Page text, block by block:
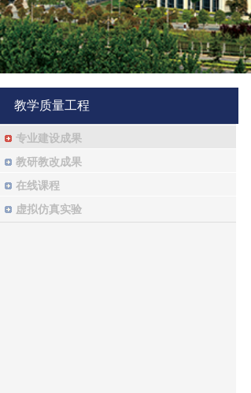
教学质量工程
专业建设成果
教研教改成果
在线课程
虚拟仿真实验